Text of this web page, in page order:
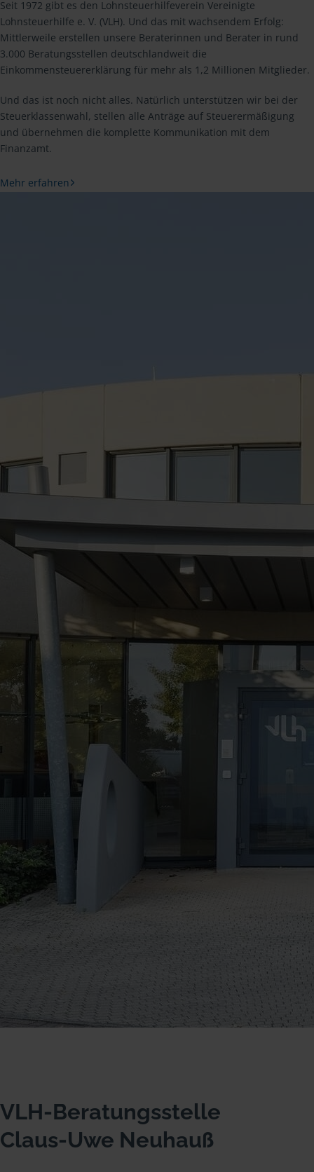
Seit 1972 gibt es den Lohnsteuerhilfeverein Vereinigte
Lohnsteuerhilfe e. V. (VLH). Und das mit wachsendem Erfolg:
Mittlerweile erstellen unsere Beraterinnen und Berater in rund
3.000 Beratungsstellen deutschlandweit die
Einkommensteuererklärung für mehr als 1,2 Millionen Mitglieder.
Und das ist noch nicht alles. Natürlich unterstützen wir bei der
Steuerklassenwahl, stellen alle Anträge auf Steuerermäßigung
und übernehmen die komplette Kommunikation mit dem
Finanzamt.
Mehr erfahren
VLH-Beratungsstelle
Claus-Uwe Neuhauß